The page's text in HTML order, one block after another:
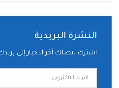
النشرة البريدية
اشترك لتصلك آخر الاخبار إلى